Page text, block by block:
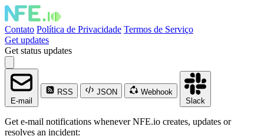
Contato Política de Privacidade Termos de Serviço
Get updates
Get status updates
E-mail
RSS JSON
Webhook
Slack
Get e-mail notifications whenever NFE.io creates, updates or
resolves an incident: